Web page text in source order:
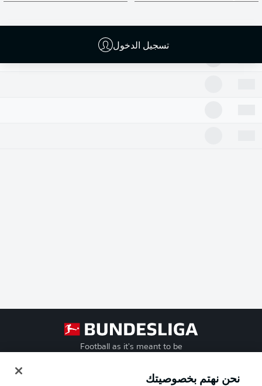
تسجيل الدخول
Football as it's meant to be
نحن نهتم بخصوصيتك